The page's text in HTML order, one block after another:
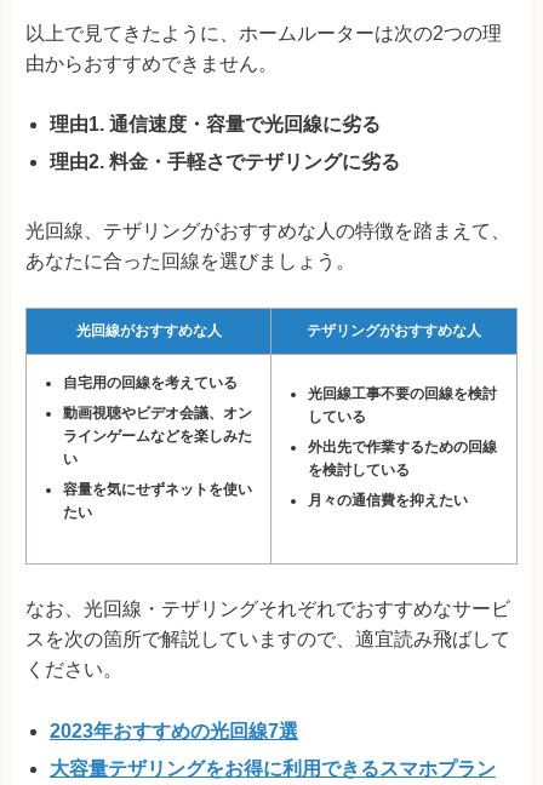
以上で見てきたように、ホームルーターは次の2つの理
由からおすすめできません。
理由1. 通信速度・容量で光回線に劣る
理由2. 料金・手軽さでテザリングに劣る
光回線、テザリングがおすすめな人の特徴を踏まえて、
あなたに合った回線を選びましょう。
光回線がおすすめな人 テザリングがおすすめな人
自宅用の回線を考えている
動画視聴やビデオ会議、オン
ラインゲームなどを楽しみた
い
容量を気にせずネットを使い
たい
光回線工事不要の回線を検討
している
外出先で作業するための回線
を検討している
月々の通信費を抑えたい
なお、光回線・テザリングそれぞれでおすすめなサービ
スを次の箇所で解説していますので、適宜読み飛ばして
ください。
2023年おすすめの光回線7選
大容量テザリングをお得に利用できるスマホプラン